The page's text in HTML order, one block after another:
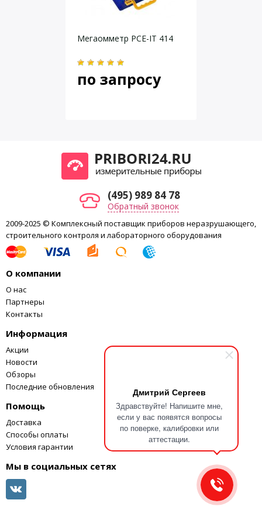
Дмитрий Сергеев
Здравствуйте! Напишите мне,
если у вас появятся вопросы
по поверке, калибровки или
аттестации.
Испытательное напряжение
Непрерывность защитного проводника при токе 200 мA
Непрерывность защитного проводника при токе 7 мA (R7мА)
(непрерывное измерение)
Напряжение
Питание
Категория перенапряжения
Степень защиты
Книга “Measurements on electric installations” на CD
обработку персональных данных
Мегаомметр PCE-IT 414
по запросу
(495) 989 84 78
Обратный звонок
2009-2025 © Комплексный поставщик приборов неразрушающего,
строительного контроля и лабораторного оборудования
О компании
О нас
Партнеры
Контакты
Информация
Акции
Новости
Обзоры
Последние обновления
Помощь
Доставка
Способы оплаты
Условия гарантии
Мы в социальных сетях